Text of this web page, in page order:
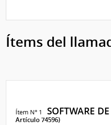
Ítems del
Ítem Nº 1 SOFTWARE
Artículo 74596)